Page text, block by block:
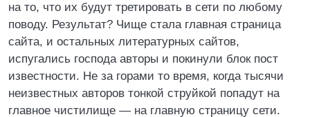
на то, что их будут третировать в сети по любому
поводу. Результат? Чище стала главная страница
сайта, и остальных литературных сайтов,
испугались господа авторы и покинули блок пост
известности. Не за горами то время, когда тысячи
неизвестных авторов тонкой струйкой попадут на
главное чистилище — на главную страницу сети.